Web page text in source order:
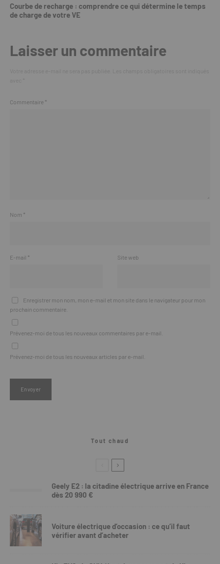
Courbe de recharge : comprendre ce qui détermine le temps
de charge de votre VE
Laisser un commentaire
Commentaire *
Nom *
E-mail * Site web
Enregistrer mon nom, mon e-mail et mon site dans le navigateur pour mon
prochain commentaire.
Prévenez-moi de tous les nouveaux commentaires par e-mail.
Prévenez-moi de tous les nouveaux articles par e-mail.
Tout chaud
Geely E2 : la citadine électrique arrive en France
dès 20 990 €
Voiture électrique d’occasion : ce qu’il faut
vérifier avant d’acheter